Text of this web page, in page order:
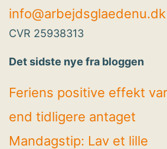
info@arbejdsglaedenu.dk
CVR 25938313
Det sidste nye fra bloggen
Feriens positive effekt
end tidligere antaget
Mandagstip: Lav et lille